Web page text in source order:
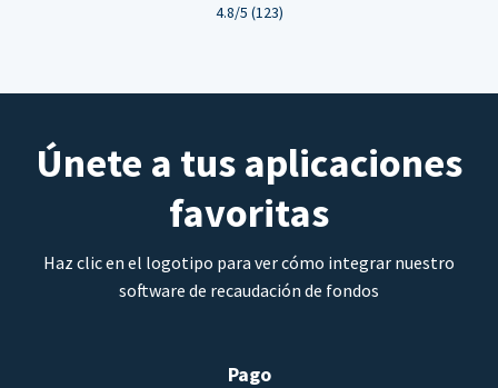
4.8/5 (123)
Únete a tus aplicaciones
favoritas
Haz clic en el logotipo para ver cómo integrar nuestro
software de recaudación de fondos
Pago